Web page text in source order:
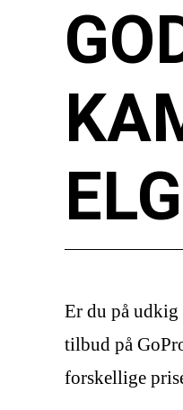
Er du på udkig
tilbud på
forskellige